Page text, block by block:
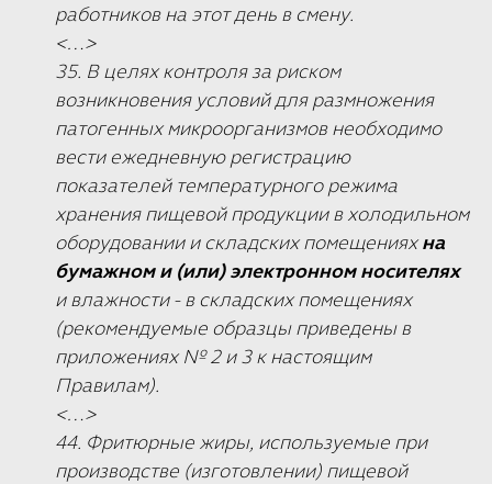
работников на этот день в смену.
<…>
35. В целях контроля за риском
возникновения условий для размножения
патогенных микроорганизмов необходимо
вести ежедневную регистрацию
показателей температурного режима
хранения пищевой продукции в холодильном
оборудовании и складских помещенияхна
бумажном и (или) электронном носителях
и влажности - в складских помещениях
(рекомендуемые образцы приведены в
приложениях № 2 и 3 к настоящим
Правилам).
<…>
44. Фритюрные жиры, используемые при
производстве (изготовлении) пищевой